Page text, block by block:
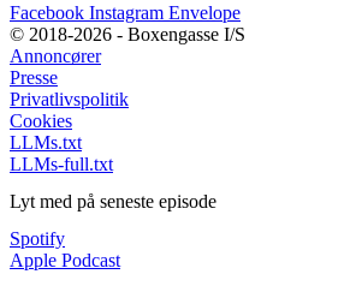
Facebook Instagram Envelope
© 2018-2026 - Boxengasse I/S
Annoncører
Presse
Privatlivspolitik
Cookies
LLMs.txt
LLMs-full.txt
Lyt med på seneste episode
Spotify
Apple Podcast